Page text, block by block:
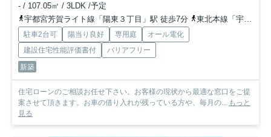
- / 107.05㎡ / 3LDK /予定
宇都宮芳賀ライト線「陽東３丁目」駅 徒歩7分
東北本線「宇都宮」駅 徒歩36分
駐車2台可 陽当り良好 専用庭
オール電化
建設住宅性能評価書付
バリアフリー
新築
住宅ローンのご相談お任せ下さい。お客様の現状から最適な窓口をご提
案させて頂きます。お車の借り入れが残っている方や、毎月の... もっと
見る